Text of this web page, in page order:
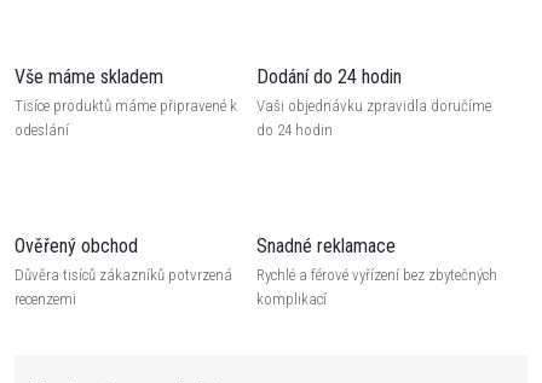
Vše máme skladem
Tisíce produktů máme připravené k
odeslání
Dodání do 24 hodin
Vaši objednávku zpravidla doručíme
do 24 hodin
Ověřený obchod
Důvěra tisíců zákazníků potvrzená
recenzemi
Snadné reklamace
Rychlé a férové vyřízení bez zbytečných
komplikací